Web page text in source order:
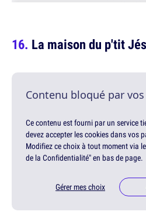
La maison du p'tit
Contenu bloqué par
Ce contenu est fourni par un service
devez accepter les cookies dans vos
Modifiez ce choix à tout moment via
de la Confidentialité" en bas de page.
Gérer mes choix